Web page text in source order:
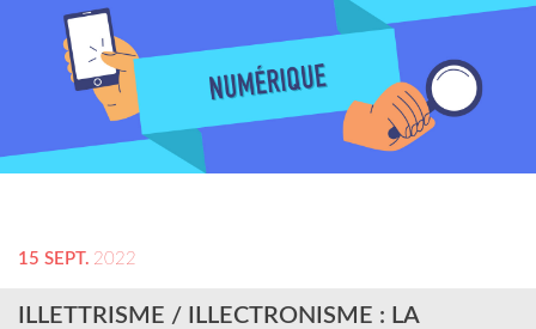
15 SEPT. 2022
ILLETTRISME / ILLECTRONISME : LA